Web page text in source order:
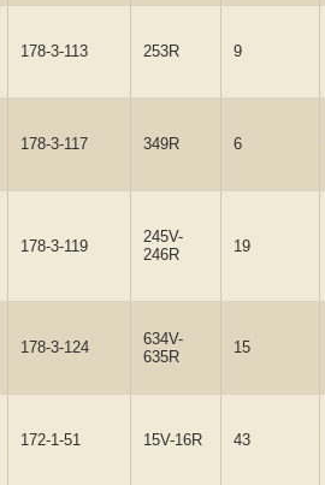
178-3-113 253R 9
178-3-117 349R 6
178-3-119
245V-
246R
19
178-3-124
634V-
635R
15
172-1-51 15V-16R 43